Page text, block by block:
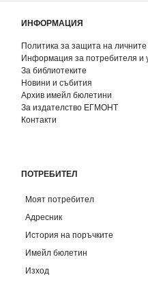
ИНФОРМАЦИЯ
Политика за защита на
Информация за потребителя и
За библиотеките
Новини и събития
Архив имейл бюлетини
За издателство ЕГМОНТ
Контакти
ПОТРЕБИТЕЛ
Моят потребител
Адресник
История на поръчките
Имейл бюлетин
Изход